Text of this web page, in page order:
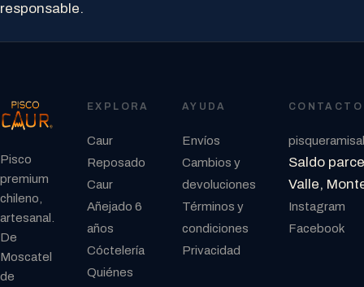
responsable.
Pisco
premium
chileno,
artesanal.
De
Moscatel
de
EXPLORA
Caur
Reposado
Caur
Añejado 6
años
Cóctelería
Quiénes
AYUDA
Envíos
Cambios y
devoluciones
Términos y
condiciones
Privacidad
CONTACTO
Saldo
Valle,
Instagram
Facebook